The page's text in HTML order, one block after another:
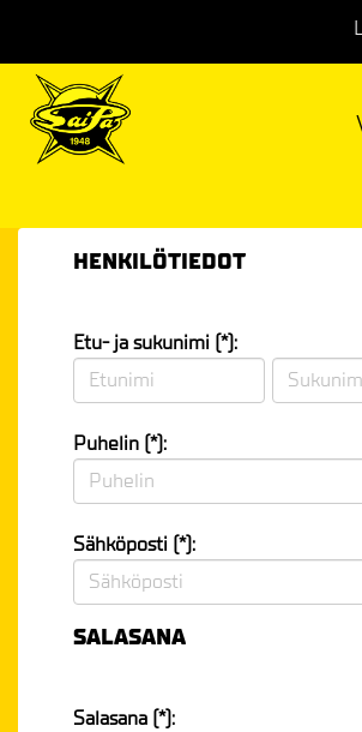
HENKILÖTIEDOT
Etu- ja sukunimi (*):
Puhelin (*):
Sähköposti (*):
SALASANA
Salasana (*):